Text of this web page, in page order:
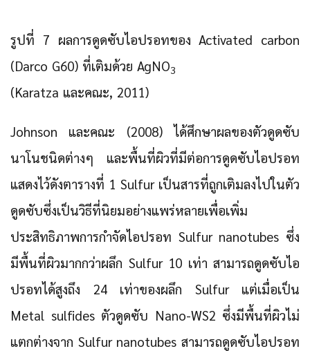
รูปที่ 7 ผลการดูดซับไอปรอทของ Activated carbon
(Darco G60) ที่เติมด้วย AgNO3
(Karatza และคณะ, 2011)
Johnson และคณะ (2008) ได้ศึกษาผลของตัวดูดซับ
นาโนชนิดต่างๆ และพื้นที่ผิวที่มีต่อการดูดซับไอปรอท
แสดงไว้ดังตารางที่ 1 Sulfur เป็นสารที่ถูกเติมลงไปในตัว
ดูดซับซึ่งเป็นวิธีที่นิยมอย่างแพร่หลายเพื่อเพิ่ม
ประสิทธิภาพการกำจัดไอปรอท Sulfur nanotubes ซึ่ง
มีพื้นที่ผิวมากกว่าผลึก Sulfur 10 เท่า สามารถดูดซับไอ
ปรอทได้สูงถึง 24 เท่าของผลึก Sulfur แต่เมื่อเป็น
Metal sulfides ตัวดูดซับ Nano-WS2 ซึ่งมีพื้นที่ผิวไม่
แตกต่างจาก Sulfur nanotubes สามารถดูดซับไอปรอท